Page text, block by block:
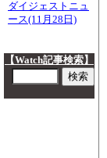
ダイジェストニュ
ース(11月28日)
【Watch記事検索】